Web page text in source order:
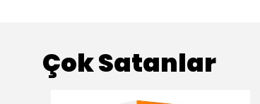
Çok Satanlar